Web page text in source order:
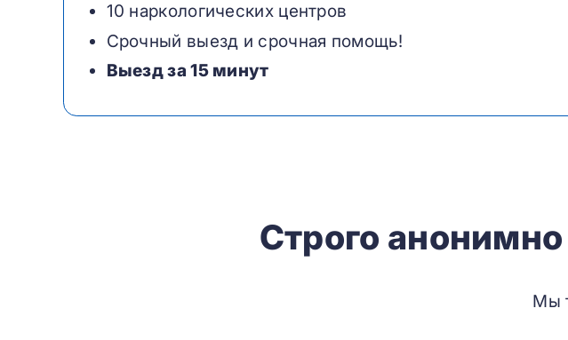
10 наркологических центров
Срочный выезд и срочная помощь!
Выезд за 15 минут
Строго
Мы